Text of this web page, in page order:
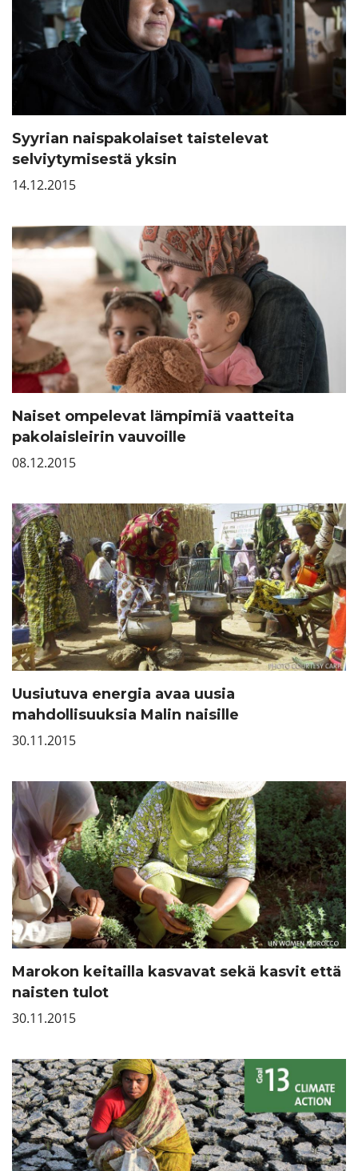
Syyrian naispakolaiset taistelevat
selviytymisestä yksin
14.12.2015
Naiset ompelevat lämpimiä vaatteita
pakolaisleirin vauvoille
08.12.2015
Uusiutuva energia avaa uusia
mahdollisuuksia Malin naisille
30.11.2015
Marokon keitailla kasvavat sekä kasvit että
naisten tulot
30.11.2015